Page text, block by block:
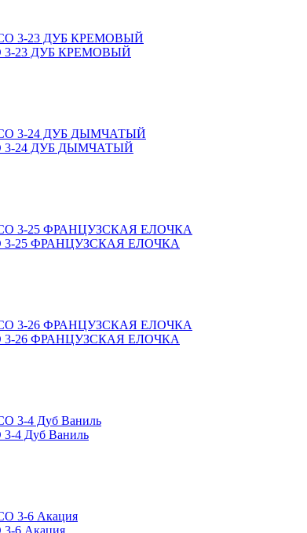
3-23 ДУБ КРЕМОВЫЙ
3-24 ДУБ ДЫМЧАТЫЙ
3-25 ФРАНЦУЗСКАЯ ЕЛОЧКА
3-26 ФРАНЦУЗСКАЯ ЕЛОЧКА
4 Дуб Ваниль
6 Акация